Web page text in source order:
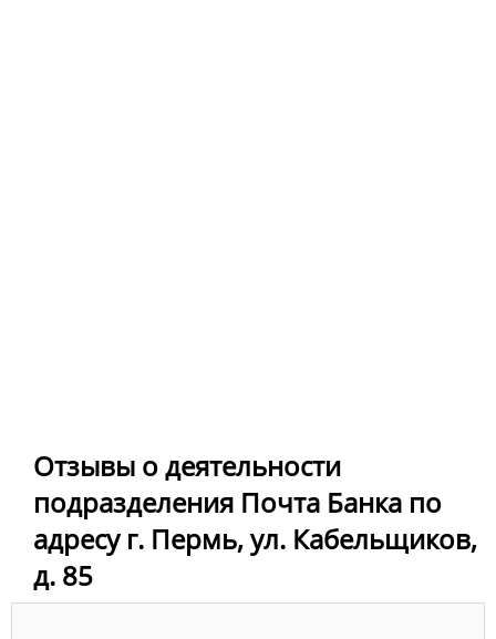
Отзывы о деятельности
подразделения Почта Банка по
адресу г. Пермь, ул. Кабельщиков,
д. 85